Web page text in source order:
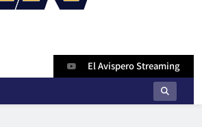
innoticiasbo.com
El Avispero Streaming